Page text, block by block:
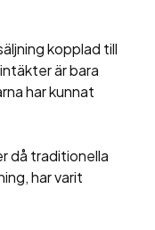
kopplad till
är bara
har kunnat
då traditionella
har varit